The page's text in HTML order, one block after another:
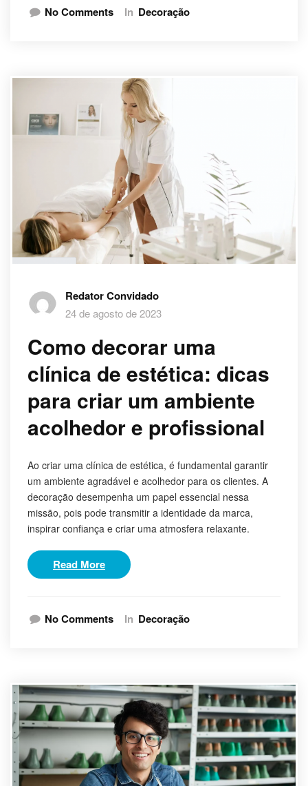
No Comments In Decoração
Redator Convidado
24 de agosto de 2023
Como decorar uma
clínica de estética: dicas
para criar um ambiente
acolhedor e profissional
Ao criar uma clínica de estética, é fundamental garantir
um ambiente agradável e acolhedor para os clientes. A
decoração desempenha um papel essencial nessa
missão, pois pode transmitir a identidade da marca,
inspirar confiança e criar uma atmosfera relaxante.
Read More
No Comments In Decoração